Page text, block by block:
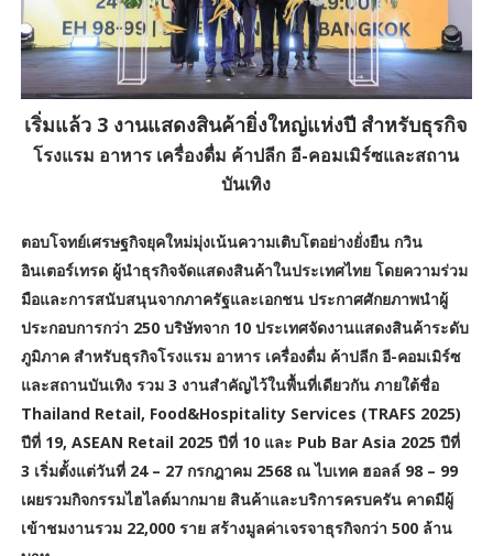
เริ่มแล้ว 3 งานแสดงสินค้ายิ่งใหญ่แห่งปี สำหรับธุรกิจ
โรงแรม อาหาร เครื่องดื่ม ค้าปลีก อี-คอมเมิร์ซและสถาน
บันเทิง
ตอบโจทย์เศรษฐกิจยุคใหม่มุ่งเน้นความเติบโตอย่างยั่งยืน กวิน
อินเตอร์เทรด ผู้นำธุรกิจจัดแสดงสินค้าในประเทศไทย โดยความร่วม
มือและการสนับสนุนจากภาครัฐและเอกชน ประกาศศักยภาพนำผู้
ประกอบการกว่า 250 บริษัทจาก 10 ประเทศจัดงานแสดงสินค้าระดับ
ภูมิภาค สำหรับธุรกิจโรงแรม อาหาร เครื่องดื่ม ค้าปลีก อี-คอมเมิร์ซ
และสถานบันเทิง รวม 3 งานสำคัญไว้ในพื้นที่เดียวกัน ภายใต้ชื่อ
Thailand Retail, Food&Hospitality Services (TRAFS 2025)
ปีที่ 19, ASEAN Retail 2025 ปีที่ 10 และ Pub Bar Asia 2025 ปีที่
3 เริ่มตั้งแต่วันที่ 24 – 27 กรกฎาคม 2568 ณ ไบเทค ฮอลล์ 98 – 99
เผยรวมกิจกรรมไฮไลต์มากมาย สินค้าและบริการครบครัน คาดมีผู้
เข้าชมงานรวม 22,000 ราย สร้างมูลค่าเจรจาธุรกิจกว่า 500 ล้าน